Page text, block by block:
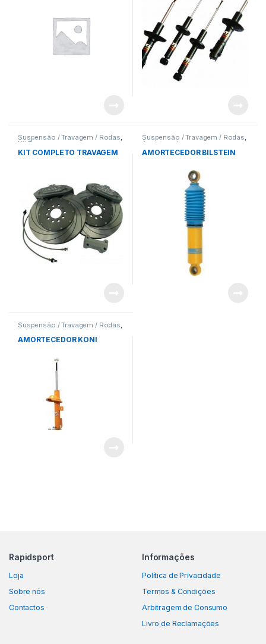
Suspensão / Travagem / Rodas,
Kit Travagem
KIT COMPLETO TRAVAGEM
Suspensão / Travagem / Rodas,
Amortecedores
AMORTECEDOR BILSTEIN
Suspensão / Travagem / Rodas
Amortecedores
AMORTECEDOR KONI
Rapidsport
Loja
Sobre nós
Contactos
Informações
Política de Privacidade
Termos & Condições
Arbitragem de Consumo
Livro de Reclamações